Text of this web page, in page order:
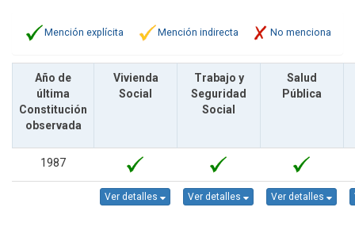
Mención explícita Mención indirecta No menciona
Año de
última
Constitución
observada
Vivienda
Social
Trabajo y
Seguridad
Social
Salud
Pública
1987
Ver detalles Ver detalles Ver detalles